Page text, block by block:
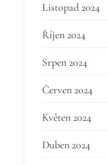
Listopad 2024
Říjen 2024
Srpen 2024
Červen 2024
Květen 2024
Duben 2024